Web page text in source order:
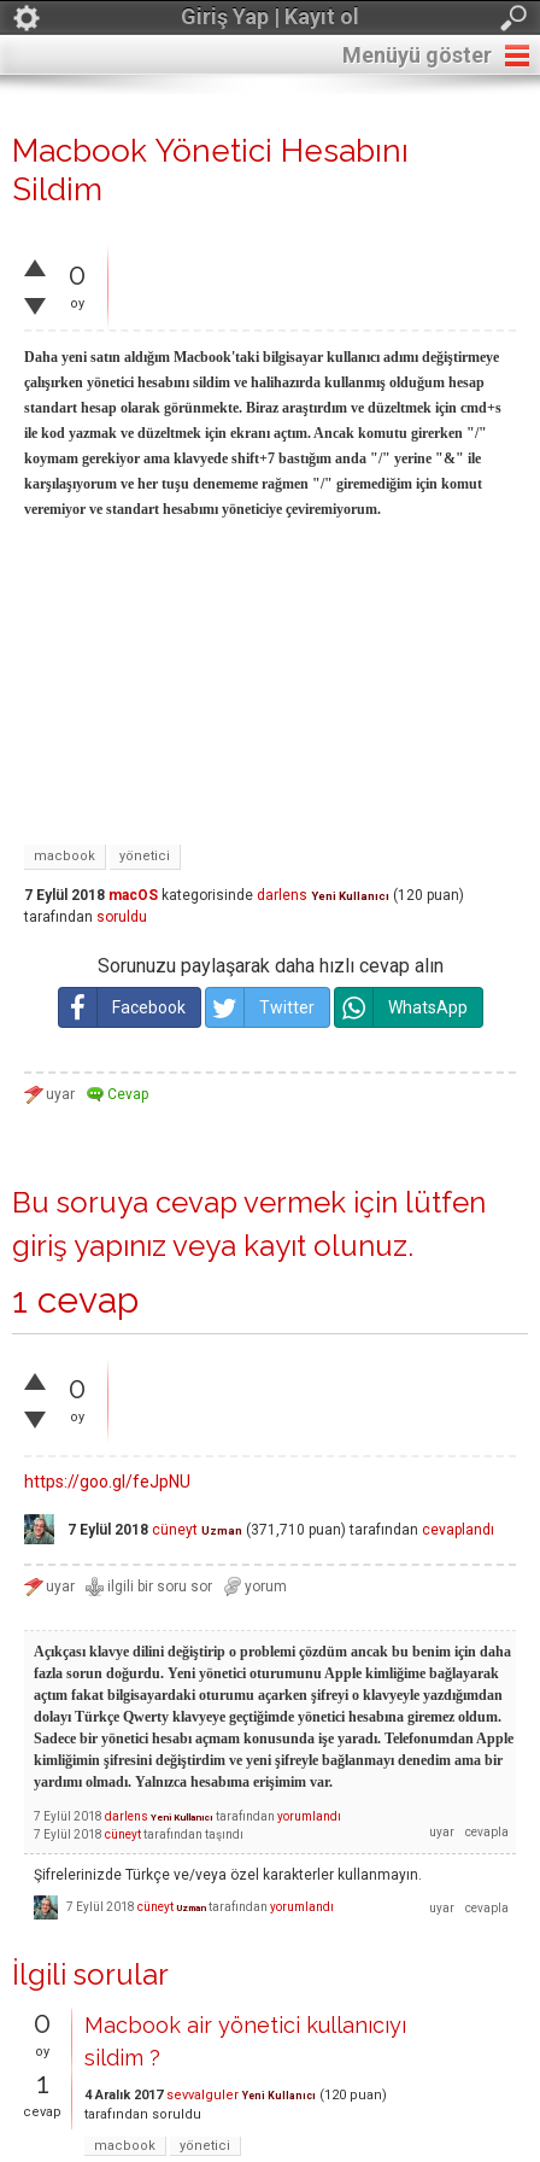
Giriş Yap | Kayıt ol
Menüyü göster
Macbook Yönetici Hesabını
Sildim
0
oy
Daha yeni satın aldığım Macbook'taki bilgisayar kullanıcı adımı değiştirmeye
çalışırken yönetici hesabını sildim ve halihazırda kullanmış olduğum hesap
standart hesap olarak görünmekte. Biraz araştırdım ve düzeltmek için cmd+s
ile kod yazmak ve düzeltmek için ekranı açtım. Ancak komutu girerken "/"
koymam gerekiyor ama klavyede shift+7 bastığım anda "/" yerine "&" ile
karşılaşıyorum ve her tuşu denememe rağmen "/" giremediğim için komut
veremiyor ve standart hesabımı yöneticiye çeviremiyorum.
macbook yönetici
7 Eylül 2018 macOS kategorisinde darlens Yeni Kullanıcı (120 puan)
tarafından soruldu
Sorunuzu paylaşarak daha hızlı cevap alın
Facebook Twitter WhatsApp
Bu soruya cevap vermek için lütfen
giriş yapınız veya kayıt olunuz.
1 cevap
0
oy
https://goo.gl/feJpNU
7 Eylül 2018 cüneyt Uzman (371,710 puan) tarafından cevaplandı
Açıkçası klavye dilini değiştirip o problemi çözdüm ancak bu benim için daha
fazla sorun doğurdu. Yeni yönetici oturumunu Apple kimliğime bağlayarak
açtım fakat bilgisayardaki oturumu açarken şifreyi o klavyeyle yazdığımdan
dolayı Türkçe Qwerty klavyeye geçtiğimde yönetici hesabına giremez oldum.
Sadece bir yönetici hesabı açmam konusunda işe yaradı. Telefonumdan Apple
kimliğimin şifresini değiştirdim ve yeni şifreyle bağlanmayı denedim ama bir
yardımı olmadı. Yalnızca hesabıma erişimim var.
7 Eylül 2018 darlens Yeni Kullanıcı tarafından yorumlandı
7 Eylül 2018 cüneyttarafından taşındı
Şifrelerinizde Türkçe ve/veya özel karakterler kullanmayın.
7 Eylül 2018 cüneyt Uzman tarafından yorumlandı
İlgili sorular
0
oy
1
cevap
Macbook air yönetici kullanıcıyı
sildim ?
4 Aralık 2017 sevvalguler Yeni Kullanıcı (120 puan)
tarafından soruldu
macbook
yönetici